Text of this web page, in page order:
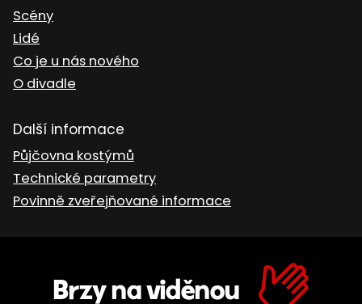
Scény
Lidé
Co je u nás nového
O divadle
Další informace
Půjčovna kostýmů
Technické parametry
Povinně zveřejňované informace
Brzy na viděnou